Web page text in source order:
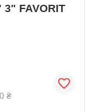
FAVORIT
₴